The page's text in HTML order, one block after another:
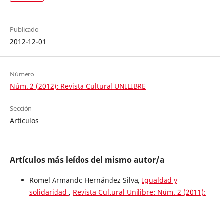
Publicado
2012-12-01
Número
Núm. 2 (2012): Revista Cultural UNILIBRE
Sección
Artículos
Artículos más leídos del mismo autor/a
Romel Armando Hernández Silva, Igualdad y
solidaridad , Revista Cultural Unilibre: Núm. 2 (2011):